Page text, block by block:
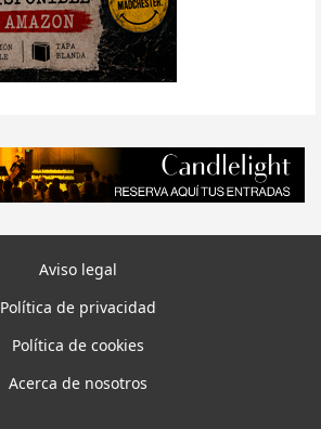
Aviso legal
Política de privacidad
Política de cookies
Acerca de nosotros